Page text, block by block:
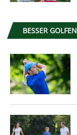
BESSER GOLFEN